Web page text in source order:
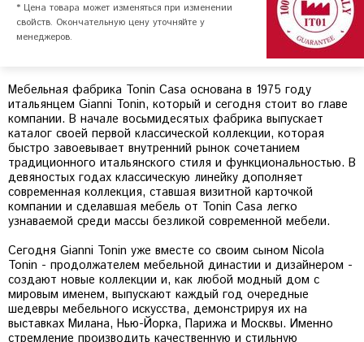
* Цена товара может изменяться при изменении
свойств. Окончательную цену уточняйте у
менеджеров.
Мебельная фабрика Tonin Casa основана в 1975 году
итальянцем Gianni Tonin, который и сегодня стоит во главе
компании. В начале восьмидесятых фабрика выпускает
каталог своей первой классической коллекции, которая
быстро завоевывает внутренний рынок сочетанием
традиционного итальянского стиля и функциональностью. В
девяностых годах классическую линейку дополняет
современная коллекция, ставшая визитной карточкой
компании и сделавшая мебель от Tonin Casa легко
узнаваемой среди массы безликой современной мебели.
Сегодня Gianni Tonin уже вместе со своим сыном Nicola
Tonin - продолжателем мебельной династии и дизайнером -
создают новые коллекции и, как любой модный дом с
мировым именем, выпускают каждый год очередные
шедевры мебельного искусства, демонстрируя их на
выставках Милана, Нью-Йорка, Парижа и Москвы. Именно
стремление производить качественную и стильную